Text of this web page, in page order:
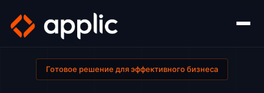
Готовое решение для эффективного бизнеса